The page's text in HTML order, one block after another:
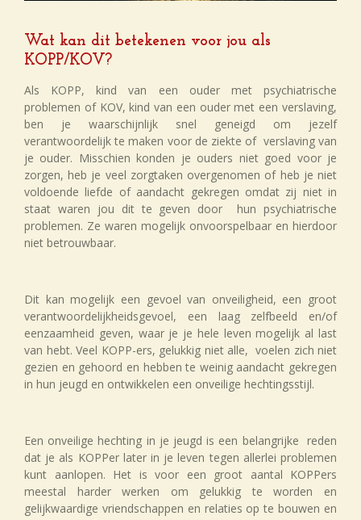
Wat kan dit betekenen voor jou als
KOPP/KOV?
Als KOPP, kind van een ouder met psychiatrische
problemen of KOV, kind van een ouder met een verslaving,
ben je waarschijnlijk snel geneigd om jezelf
verantwoordelijk te maken voor de ziekte of verslaving van
je ouder. Misschien konden je ouders niet goed voor je
zorgen, heb je veel zorgtaken overgenomen of heb je niet
voldoende liefde of aandacht gekregen omdat zij niet in
staat waren jou dit te geven door hun psychiatrische
problemen. Ze waren mogelijk onvoorspelbaar en hierdoor
niet betrouwbaar.
Dit kan mogelijk een gevoel van onveiligheid, een groot
verantwoordelijkheidsgevoel, een laag zelfbeeld en/of
eenzaamheid geven, waar je je hele leven mogelijk al last
van hebt. Veel KOPP-ers, gelukkig niet alle, voelen zich niet
gezien en gehoord en hebben te weinig aandacht gekregen
in hun jeugd en ontwikkelen een onveilige hechtingsstijl.
Een onveilige hechting in je jeugd is een belangrijke reden
dat je als KOPPer later in je leven tegen allerlei problemen
kunt aanlopen. Het is voor een groot aantal KOPPers
meestal harder werken om gelukkig te worden en
gelijkwaardige vriendschappen en relaties op te bouwen en